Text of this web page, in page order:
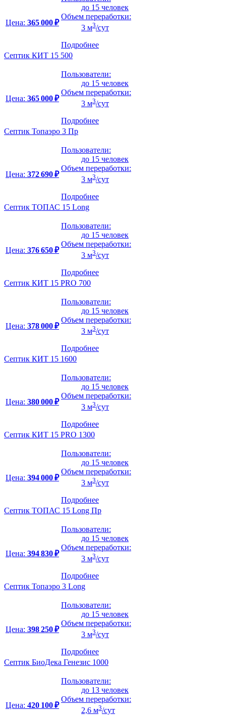
Цена: 365 000 ₽
до 15 человек
Объем переработки:
3 м3/сут
Подробнее
Септик КИТ 15 500
Цена: 365 000 ₽
Пользователи:
до 15 человек
Объем переработки:
3 м3/сут
Подробнее
Септик Топаэро 3 Пр
Цена: 372 690 ₽
Пользователи:
до 15 человек
Объем переработки:
3 м3/сут
Подробнее
Септик ТОПАС 15 Long
Цена: 376 650 ₽
Пользователи:
до 15 человек
Объем переработки:
3 м3/сут
Подробнее
Септик КИТ 15 PRO 700
Цена: 378 000 ₽
Пользователи:
до 15 человек
Объем переработки:
3 м3/сут
Подробнее
Септик КИТ 15 1600
Цена: 380 000 ₽
Пользователи:
до 15 человек
Объем переработки:
3 м3/сут
Подробнее
Септик КИТ 15 PRO 1300
Цена: 394 000 ₽
Пользователи:
до 15 человек
Объем переработки:
3 м3/сут
Подробнее
Септик ТОПАС 15 Long Пр
Цена: 394 830 ₽
Пользователи:
до 15 человек
Объем переработки:
3 м3/сут
Подробнее
Септик Топаэро 3 Long
Цена: 398 250 ₽
Пользователи:
до 15 человек
Объем переработки:
3 м3/сут
Подробнее
Септик БиоДека Генезис 1000
Цена: 420 100 ₽
Пользователи:
до 13 человек
Объем переработки:
2,6 м3/сут